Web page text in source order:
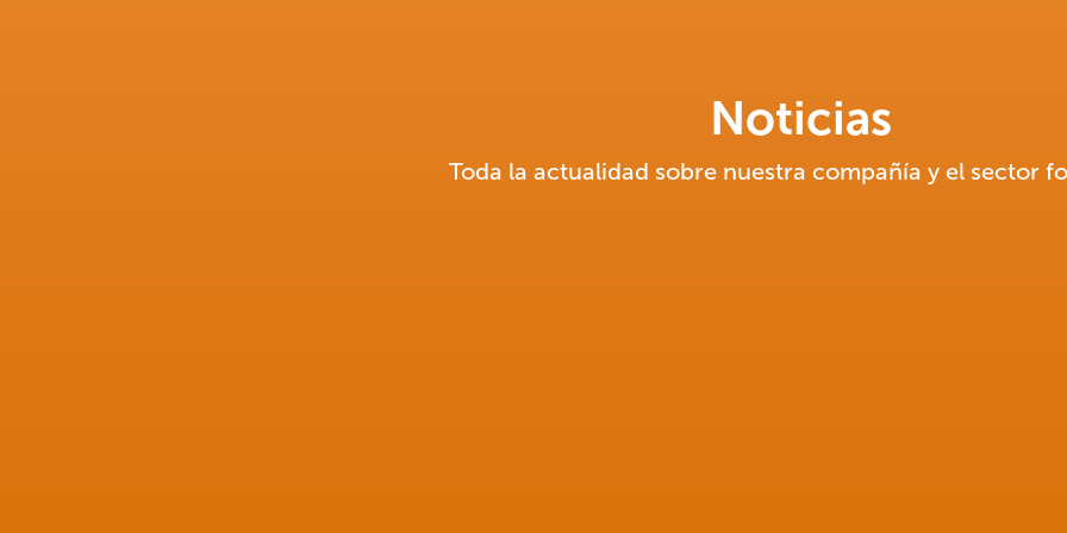
Noticias
Toda la actualidad sobre nuestra compañía y el sector